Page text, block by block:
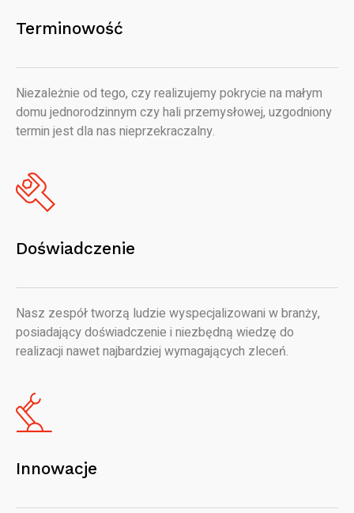
Terminowość
Niezależnie od tego, czy realizujemy pokrycie na małym
domu jednorodzinnym czy hali przemysłowej, uzgodniony
termin jest dla nas nieprzekraczalny.
Doświadczenie
Nasz zespół tworzą ludzie wyspecjalizowani w branży,
posiadający doświadczenie i niezbędną wiedzę do
realizacji nawet najbardziej wymagających zleceń.
Innowacje